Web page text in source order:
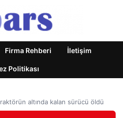
Firma Rehberi İletişim
Politikası
altında kalan sürücü öldü